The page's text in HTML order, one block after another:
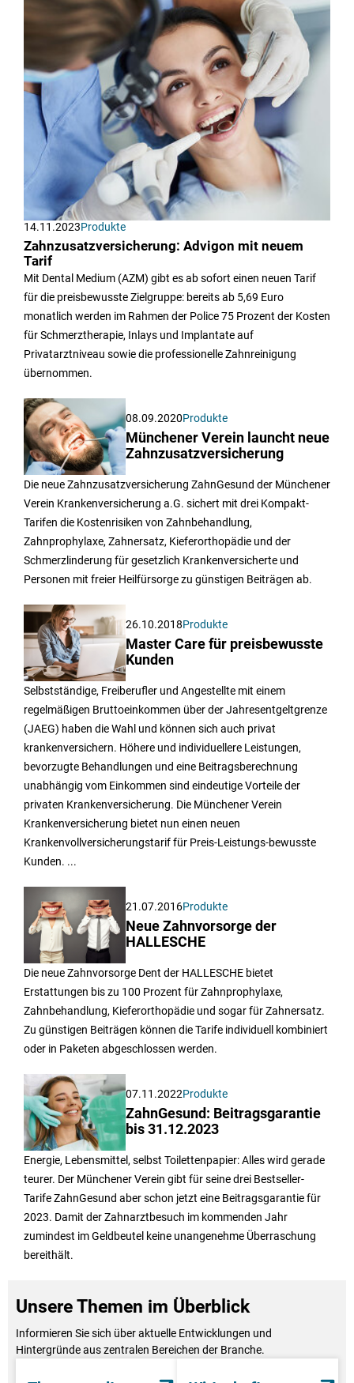
14.11.2023Produkte
Zahnzusatzversicherung: Advigon mit neuem
Tarif
Mit Dental Medium (AZM) gibt es ab sofort einen neuen Tarif
für die preisbewusste Zielgruppe: bereits ab 5,69 Euro
monatlich werden im Rahmen der Police 75 Prozent der Kosten
für Schmerztherapie, Inlays und Implantate auf
Privatarztniveau sowie die professionelle Zahnreinigung
übernommen.
08.09.2020Produkte
Münchener Verein launcht neue
Zahnzusatzversicherung
Die neue Zahnzusatzversicherung ZahnGesund der Münchener
Verein Krankenversicherung a.G. sichert mit drei Kompakt-
Tarifen die Kostenrisiken von Zahnbehandlung,
Zahnprophylaxe, Zahnersatz, Kieferorthopädie und der
Schmerzlinderung für gesetzlich Krankenversicherte und
Personen mit freier Heilfürsorge zu günstigen Beiträgen ab.
26.10.2018Produkte
Master Care für preisbewusste
Kunden
Selbstständige, Freiberufler und Angestellte mit einem
regelmäßigen Bruttoeinkommen über der Jahresentgeltgrenze
(JAEG) haben die Wahl und können sich auch privat
krankenversichern. Höhere und individuellere Leistungen,
bevorzugte Behandlungen und eine Beitragsberechnung
unabhängig vom Einkommen sind eindeutige Vorteile der
privaten Krankenversicherung. Die Münchener Verein
Krankenversicherung bietet nun einen neuen
Krankenvollversicherungstarif für Preis-Leistungs-bewusste
Kunden. ...
21.07.2016Produkte
Neue Zahnvorsorge der
HALLESCHE
Die neue Zahnvorsorge Dent der HALLESCHE bietet
Erstattungen bis zu 100 Prozent für Zahnprophylaxe,
Zahnbehandlung, Kieferorthopädie und sogar für Zahnersatz.
Zu günstigen Beiträgen können die Tarife individuell kombiniert
oder in Paketen abgeschlossen werden.
07.11.2022Produkte
ZahnGesund: Beitragsgarantie
bis 31.12.2023
Energie, Lebensmittel, selbst Toilettenpapier: Alles wird gerade
teurer. Der Münchener Verein gibt für seine drei Bestseller-
Tarife ZahnGesund aber schon jetzt eine Beitragsgarantie für
2023. Damit der Zahnarztbesuch im kommenden Jahr
zumindest im Geldbeutel keine unangenehme Überraschung
bereithält.
Unsere Themen im Überblick
Informieren Sie sich über aktuelle Entwicklungen und
Hintergründe aus zentralen Bereichen der Branche.